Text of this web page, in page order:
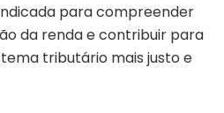
para compreender
da renda e contribuir para
tributário mais justo e